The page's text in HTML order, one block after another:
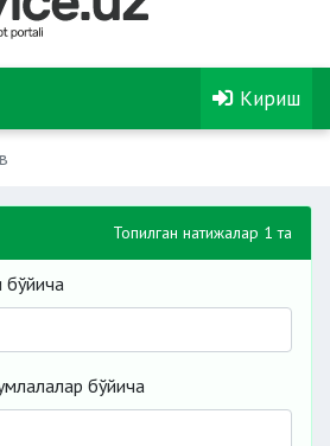
Кириш
Топилган натижалар 1 та
бўйича
бўйича